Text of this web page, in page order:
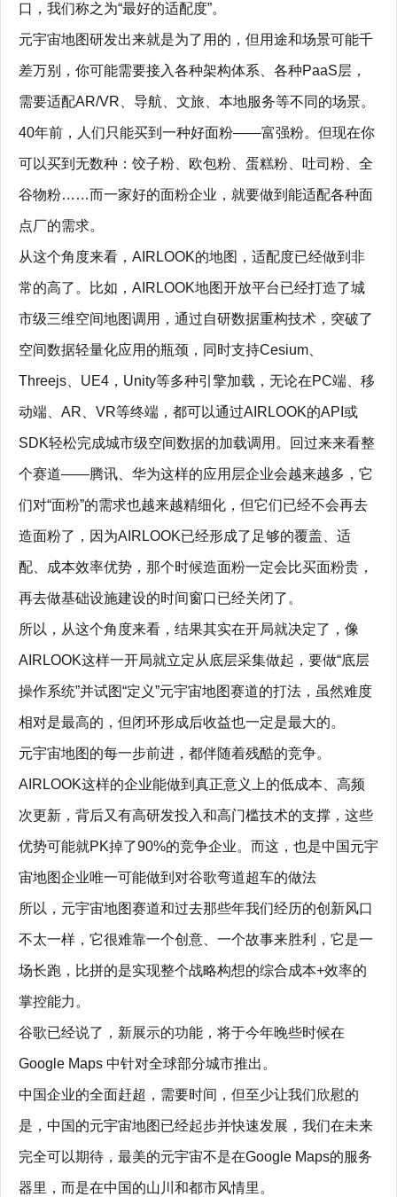
口，我们称之为“最好的适配度”。
元宇宙地图研发出来就是为了用的，但用途和场景可能千
差万别，你可能需要接入各种架构体系、各种PaaS层，
需要适配AR/VR、导航、文旅、本地服务等不同的场景。
40年前，人们只能买到一种好面粉——富强粉。但现在你
可以买到无数种：饺子粉、欧包粉、蛋糕粉、吐司粉、全
谷物粉……而一家好的面粉企业，就要做到能适配各种面
点厂的需求。
从这个角度来看，AIRLOOK的地图，适配度已经做到非
常的高了。比如，AIRLOOK地图开放平台已经打造了城
市级三维空间地图调用，通过自研数据重构技术，突破了
空间数据轻量化应用的瓶颈，同时支持Cesium、
Threejs、UE4，Unity等多种引擎加载，无论在PC端、移
动端、AR、VR等终端，都可以通过AIRLOOK的API或
SDK轻松完成城市级空间数据的加载调用。回过来来看整
个赛道——腾讯、华为这样的应用层企业会越来越多，它
们对“面粉”的需求也越来越精细化，但它们已经不会再去
造面粉了，因为AIRLOOK已经形成了足够的覆盖、适
配、成本效率优势，那个时候造面粉一定会比买面粉贵，
再去做基础设施建设的时间窗口已经关闭了。
所以，从这个角度来看，结果其实在开局就决定了，像
AIRLOOK这样一开局就立定从底层采集做起，要做“底层
操作系统”并试图“定义”元宇宙地图赛道的打法，虽然难度
相对是最高的，但闭环形成后收益也一定是最大的。
元宇宙地图的每一步前进，都伴随着残酷的竞争。
AIRLOOK这样的企业能做到真正意义上的低成本、高频
次更新，背后又有高研发投入和高门槛技术的支撑，这些
优势可能就PK掉了90%的竞争企业。而这，也是中国元宇
宙地图企业唯一可能做到对谷歌弯道超车的做法
所以，元宇宙地图赛道和过去那些年我们经历的创新风口
不太一样，它很难靠一个创意、一个故事来胜利，它是一
场长跑，比拼的是实现整个战略构想的综合成本+效率的
掌控能力。
谷歌已经说了，新展示的功能，将于今年晚些时候在
Google Maps 中针对全球部分城市推出。
中国企业的全面赶超，需要时间，但至少让我们欣慰的
是，中国的元宇宙地图已经起步并快速发展，我们在未来
完全可以期待，最美的元宇宙不是在Google Maps的服务
器里，而是在中国的山川和都市风情里。